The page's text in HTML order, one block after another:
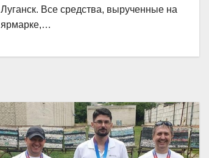
Луганск. Все средства, вырученные на
ярмарке,…